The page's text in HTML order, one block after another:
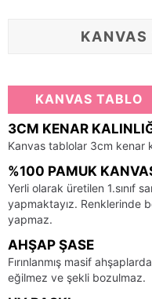
KANVAS
KANVAS TABLO
3CM KENAR
Kanvas tablolar 3cm kenar
%100 PAMUK
Yerli olarak üretilen 1.sınıf
yapmaktayız. Renklerinde
yapmaz.
AHŞAP ŞASE
Fırınlanmış masif
eğilmez ve şekli bozulmaz.